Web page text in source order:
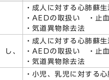
・成人に対する心肺蘇生
・AEDの取扱い ・止
・気道異物除去法
し、
・成人に対する心肺蘇生
・AEDの取扱い ・止
・気道異物除去法
・小児、乳児に対する